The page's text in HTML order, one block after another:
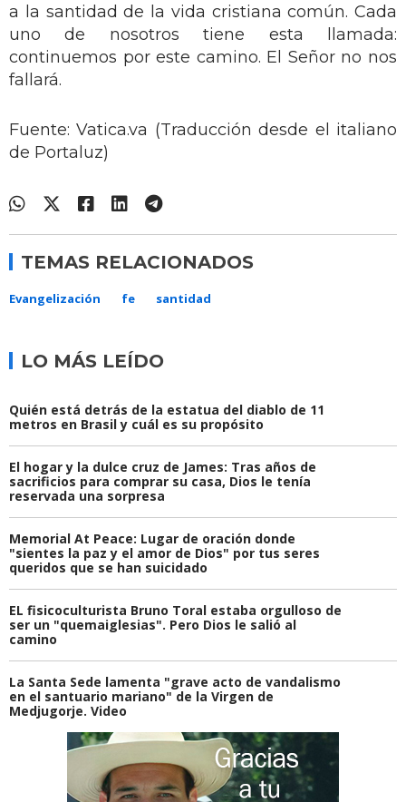
a la santidad de la vida cristiana común. Cada
uno de nosotros tiene esta llamada:
continuemos por este camino. El Señor no nos
fallará.
Fuente: Vatica.va (Traducción desde el italiano
de Portaluz)
TEMAS RELACIONADOS
Evangelización fe santidad
LO MÁS LEÍDO
Quién está detrás de la estatua del diablo de 11
metros en Brasil y cuál es su propósito
El hogar y la dulce cruz de James: Tras años de
sacrificios para comprar su casa, Dios le tenía
reservada una sorpresa
Memorial At Peace: Lugar de oración donde
"sientes la paz y el amor de Dios" por tus seres
queridos que se han suicidado
EL fisicoculturista Bruno Toral estaba orgulloso de
ser un "quemaiglesias". Pero Dios le salió al
camino
La Santa Sede lamenta "grave acto de vandalismo
en el santuario mariano" de la Virgen de
Medjugorje. Video